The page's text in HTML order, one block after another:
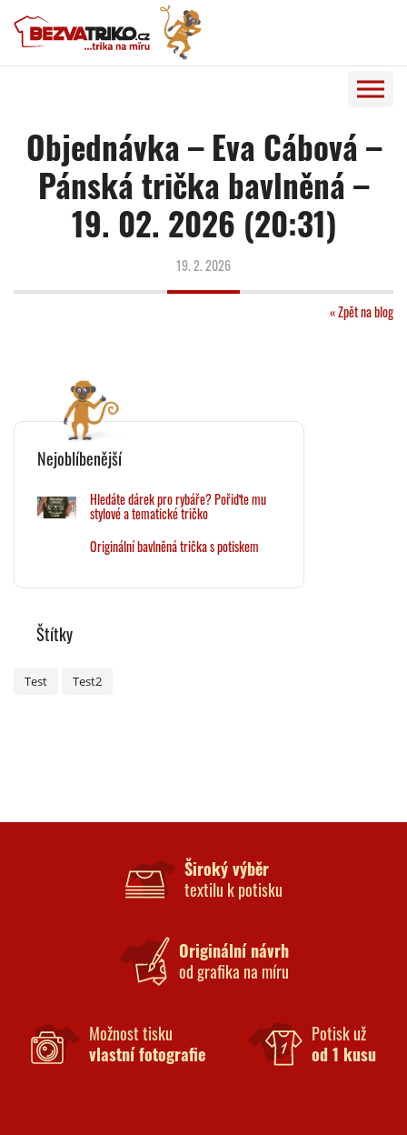
Objednávka – Eva Cábová –
Pánská trička bavlněná –
19. 02. 2026 (20:31)
19. 2. 2026
« Zpět na blog
Nejoblíbenější
Hledáte dárek pro rybáře? Pořiďte mu
stylové a tematické tričko
Originální bavlněná trička s potiskem
Štítky
Test Test2
Široký výběr
textilu k potisku
Originální návrh
od grafika na míru
Možnost tisku
vlastní fotografie
Potisk už
od 1 kusu